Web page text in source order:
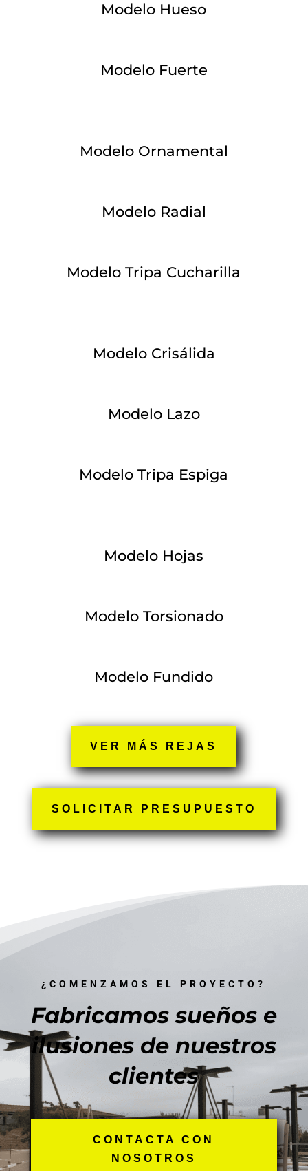
Modelo Hueso
Modelo Fuerte
Modelo Ornamental
Modelo Radial
Modelo Tripa Cucharilla
Modelo Crisálida
Modelo Lazo
Modelo Tripa Espiga
Modelo Hojas
Modelo Torsionado
Modelo Fundido
VER MÁS REJAS
SOLICITAR PRESUPUESTO
¿COMENZAMOS EL PROYECTO?
Fabricamos sueños e
ilusiones de nuestros
clientes
CONTACTA CON
NOSOTROS